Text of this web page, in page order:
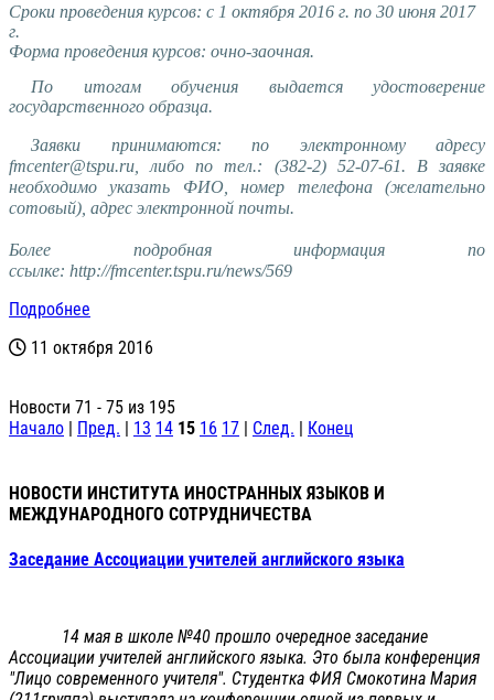
Сроки проведения курсов: с 1 октября 2016 г. по 30 июня 2017
г.
Форма проведения курсов: очно-заочная.
По итогам обучения выдается удостоверение
государственного образца.
Заявки принимаются: по электронному адресу
fmcenter@tspu.ru, либо по тел.: (382-2) 52-07-61. В заявке
необходимо указать ФИО, номер телефона (желательно
сотовый), адрес электронной почты.
Более подробная информация по
ссылке: http://fmcenter.tspu.ru/news/569
Подробнее
11 октября 2016
Новости 71 - 75 из 195
Начало | Пред. | 13 14 15 16 17 | След. | Конец
НОВОСТИ ИНСТИТУТА ИНОСТРАННЫХ ЯЗЫКОВ И
МЕЖДУНАРОДНОГО СОТРУДНИЧЕСТВА
Заседание Ассоциации учителей английского языка
14 мая в школе №40 прошло очередное заседание
Ассоциации учителей английского языка. Это была конференция
"Лицо современного учителя". Студентка ФИЯ Смокотина Мария